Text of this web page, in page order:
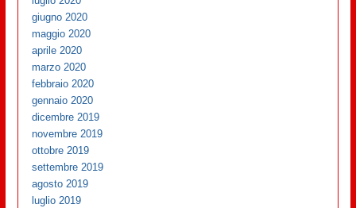
giugno 2020
maggio 2020
aprile 2020
marzo 2020
febbraio 2020
gennaio 2020
dicembre 2019
novembre 2019
ottobre 2019
settembre 2019
agosto 2019
luglio 2019